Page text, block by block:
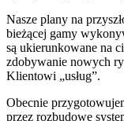
Nasze plany na
bieżącej gamy
są ukierunkowane na
zdobywanie nowych
Klientowi „usług”.
Obecnie
przez rozbudowę